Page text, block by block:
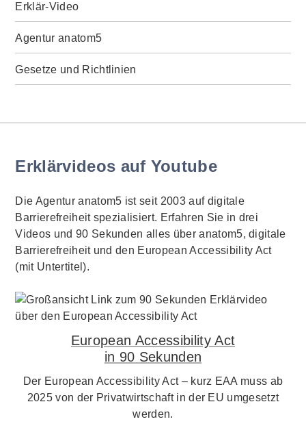
Erklär-Video
Agentur anatom5
Gesetze und Richtlinien
Erklärvideos auf Youtube
Die Agentur anatom5 ist seit 2003 auf digitale
Barrierefreiheit spezialisiert. Erfahren Sie in drei
Videos und 90 Sekunden alles über anatom5, digitale
Barrierefreiheit und den European Accessibility Act
(mit Untertitel).
European Accessibility Act
in 90 Sekunden
Der European Accessibility Act – kurz EAA muss ab
2025 von der Privatwirtschaft in der EU umgesetzt
werden.